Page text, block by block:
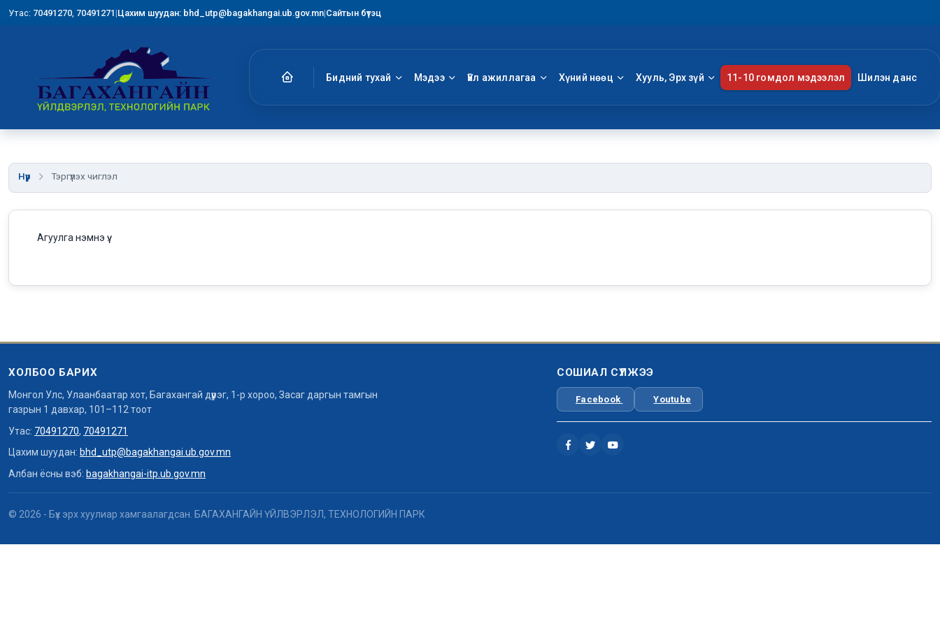
Утас: 70491270 70491271|Цахим шуудан: bhd_utp@bagakhangai.ub.gov.mn|Сайтын бүтэц
Бидний тухай Мэдээ Үйл ажиллагаа Хүний нөөц Хууль, Эрх зүй 11-10 гомдол мэдээлэл Шилэн данс
Нүүр Тэргүүлэх чиглэл
Агуулга нэмнэ үү.
ХОЛБОО БАРИХ
Монгол Улс, Улаанбаатар хот, Багахангай дүүрэг, 1-р хороо, Засаг даргын тамгын
газрын 1 давхар, 101–112 тоот
Утас: 70491270, 70491271
Цахим шуудан: bhd_utp@bagakhangai.ub.gov.mn
Албан ёсны вэб: bagakhangai-itp.ub.gov.mn
СОШИАЛ СҮЛЖЭЭ
Facebook Youtube
© 2026 - Бүх эрх хуулиар хамгаалагдсан. БАГАХАНГАЙН ҮЙЛВЭРЛЭЛ, ТЕХНОЛОГИЙН ПАРК